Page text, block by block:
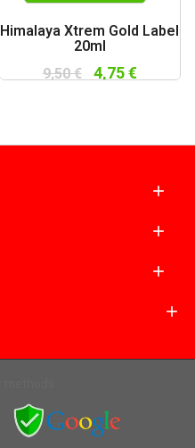
Himalaya Xtrem Gold Label
20ml
9,50 € 4,75 €